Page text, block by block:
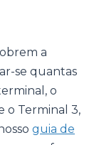
a
se quantas
o
o Terminal 3,
guia de